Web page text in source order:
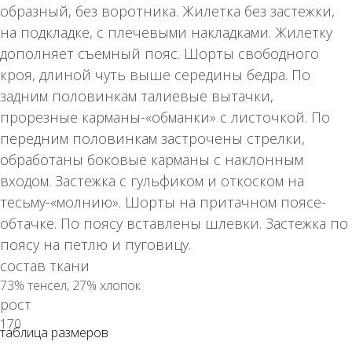
образный, без воротника. Жилетка без застежки,
на подкладке, с плечевыми накладками. Жилетку
дополняет съемный пояс. Шорты свободного
кроя, длиной чуть выше середины бедра. По
задним половинкам талиевые вытачки,
прорезные карманы-«обманки» с листочкой. По
передним половинкам застрочены стрелки,
обработаны боковые карманы с наклонным
входом. Застежка с гульфиком и откоском на
тесьму-«молнию». Шорты на притачном поясе-
обтачке. По поясу вставлены шлевки. Застежка по
поясу на петлю и пуговицу.
состав ткани
73% тенсел, 27% хлопок
рост
170
таблица размеров